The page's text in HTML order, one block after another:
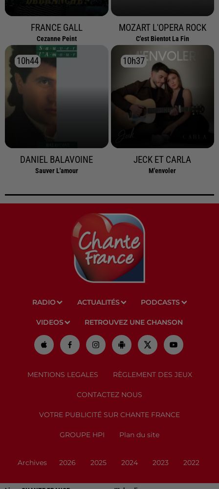
FRANCE GALL
Cezanne Peint
MOZART L'OPERA ROCK
C'est Bientot La Fin
10h44
10h44
DANIEL BALAVOINE
Sauver L'amour
10h37
10h37
JECK ET CARLA
M'envoler
RADIO ACTUALITÉS PODCASTS
VIDEOS RETROUVEZ UNE CHANSON
MENTIONS LEGALES RÈGLEMENT DES JEUX
CONTACTEZ NOUS
VOTRE PUBLICITÉ SUR CHANTE FRANCE
GROUPE HPI Plan du site
Archives 2026 2025 2024 2023 2022